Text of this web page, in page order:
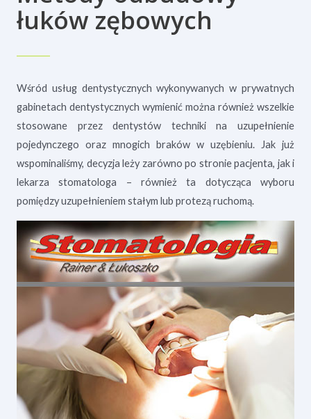
łuków zębowych
Wśród usług dentystycznych wykonywanych w prywatnych
gabinetach dentystycznych wymienić można również wszelkie
stosowane przez dentystów techniki na uzupełnienie
pojedynczego oraz mnogich braków w uzębieniu. Jak już
wspominaliśmy, decyzja leży zarówno po stronie pacjenta, jak i
lekarza stomatologa – również ta dotycząca wyboru
pomiędzy uzupełnieniem stałym lub protezą ruchomą.